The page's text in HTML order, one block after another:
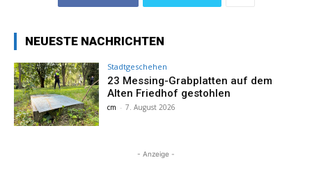
NEUESTE NACHRICHTEN
Stadtgeschehen
23 Messing-Grabplatten auf dem
Alten Friedhof gestohlen
cm - 7. August 2026
- Anzeige -